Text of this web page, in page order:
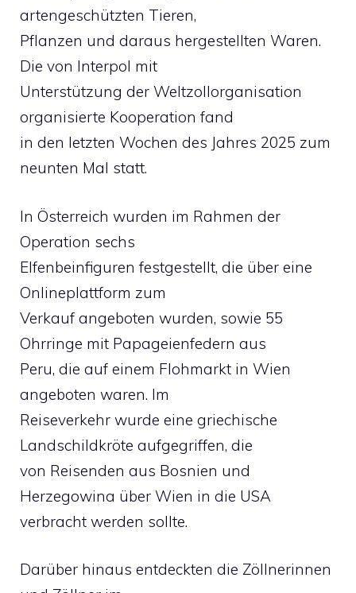
artengeschützten Tieren,
Pflanzen und daraus hergestellten Waren.
Die von Interpol mit
Unterstützung der Weltzollorganisation
organisierte Kooperation fand
in den letzten Wochen des Jahres 2025 zum
neunten Mal statt.
In Österreich wurden im Rahmen der
Operation sechs
Elfenbeinfiguren festgestellt, die über eine
Onlineplattform zum
Verkauf angeboten wurden, sowie 55
Ohrringe mit Papageienfedern aus
Peru, die auf einem Flohmarkt in Wien
angeboten waren. Im
Reiseverkehr wurde eine griechische
Landschildkröte aufgegriffen, die
von Reisenden aus Bosnien und
Herzegowina über Wien in die USA
verbracht werden sollte.
Darüber hinaus entdeckten die Zöllnerinnen